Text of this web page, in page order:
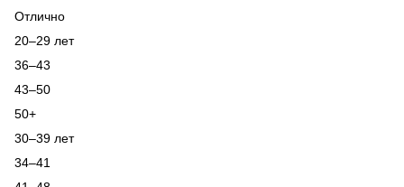
Отлично
20–29 лет
36–43
43–50
50+
30–39 лет
34–41